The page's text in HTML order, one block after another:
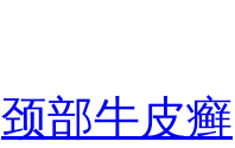
颈部牛皮癣